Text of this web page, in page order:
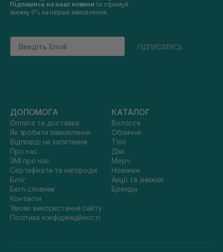
Підпишись на наші новини та отримуй
знижку 5% на перше замовлення
Email
підписатись
ДОПОМОГА
Оплата та доставка
Як зробити замовлення
Відповіді на запитання
Про нас
ЗМІ про нас
Сертифікати та нагороди
Блог
Бюті словник
Контакти
Умови використання сайту
Політика конфіденційності
КАТАЛОГ
Волосся
Обличчя
Тіло
Дім
Мерч
Новинки
Акції та знижки
Бренди